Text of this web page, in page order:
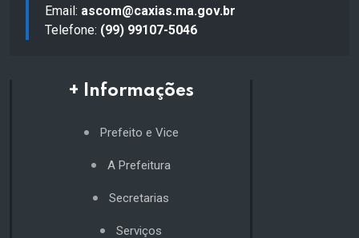
Email: ascom@caxias.ma.gov.br
Telefone: (99) 99107-5046
+ Informações
Prefeito e Vice
A Prefeitura
Secretarias
Serviços